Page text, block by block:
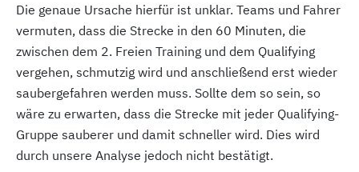
Die genaue Ursache hierfür ist unklar. Teams und Fahrer
vermuten, dass die Strecke in den 60 Minuten, die
zwischen dem 2. Freien Training und dem Qualifying
vergehen, schmutzig wird und anschließend erst wieder
saubergefahren werden muss. Sollte dem so sein, so
wäre zu erwarten, dass die Strecke mit jeder Qualifying-
Gruppe sauberer und damit schneller wird. Dies wird
durch unsere Analyse jedoch nicht bestätigt.